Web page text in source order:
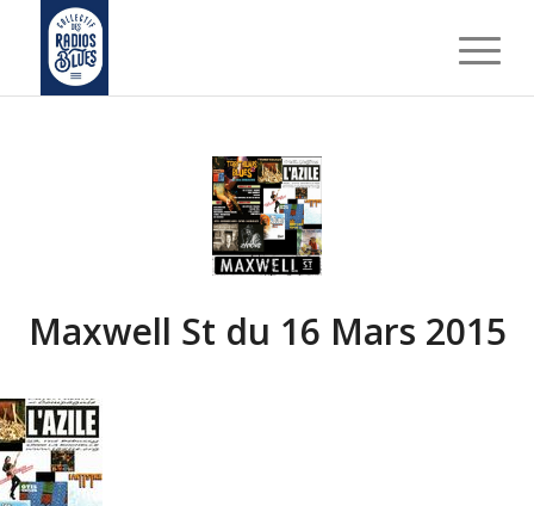
Maxwell St du 16 Mars 2015